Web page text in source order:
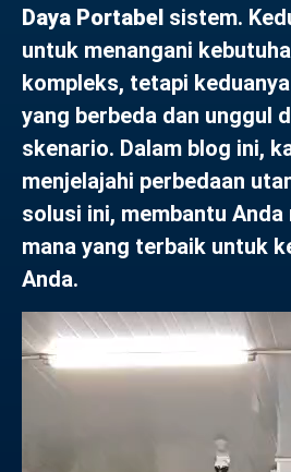
Daya Portabel sistem.
untuk menangani
kompleks, tetapi
yang berbeda dan unggul
skenario. Dalam blog ini,
menjelajahi perbedaan
solusi ini, membantu Anda
mana yang terbaik untuk
Anda.